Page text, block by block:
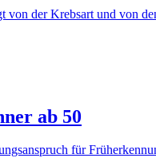
der Krebsart und von
ab 50
für